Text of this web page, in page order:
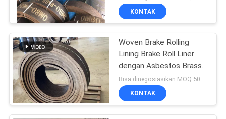
KONTAK
Woven Brake Rolling
Lining Brake Roll Liner
dengan Asbestos Brass
Brake Lining Roll
Bisa dinegosiasikan MOQ:500 kg
KONTAK